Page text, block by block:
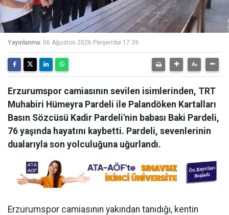
Yayınlanma: 06 Ağustos 2026 Perşembe 17:39
Erzurumspor camiasının sevilen isimlerinden, TRT
Muhabiri Hümeyra Pardeli ile Palandöken Kartalları
Basın Sözcüsü Kadir Pardeli'nin babası Baki Pardeli,
76 yaşında hayatını kaybetti. Pardeli, sevenlerinin
dualarıyla son yolculuğuna uğurlandı.
Erzurumspor camiasının yakından tanıdığı, kentin